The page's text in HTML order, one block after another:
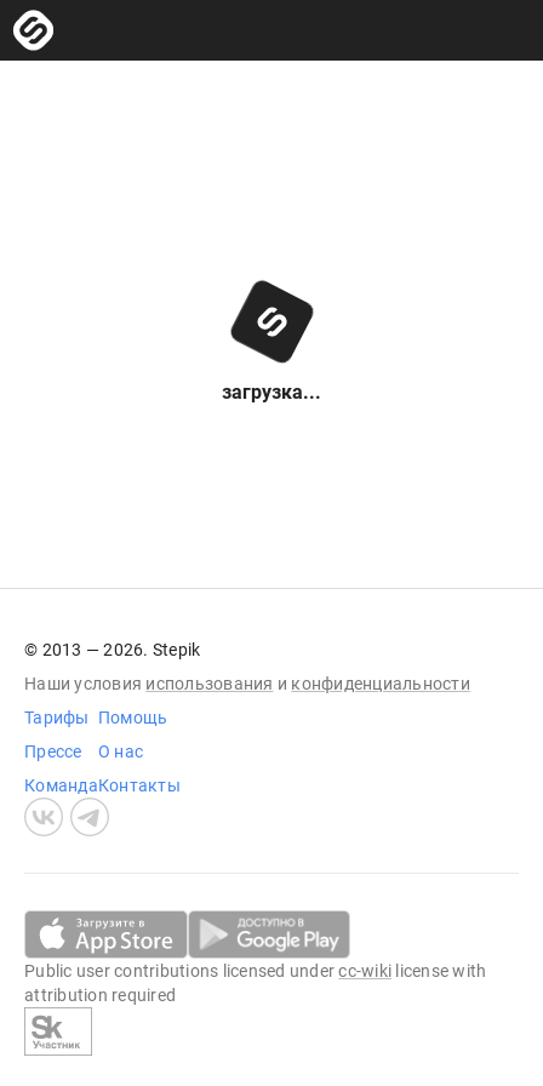
загрузка...
© 2013 — 2026. Stepik
Наши условия использования и конфиденциальности
Тарифы
Прессе
Команда
Помощь
О нас
Контакты
Public user contributions licensed undercc-wiki license with
attribution required